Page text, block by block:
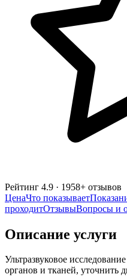
Рейтинг 4.9 · 1958+ отзывов
ЦенаЧто показывает
проходитОтзывыВопросы и
Описание услуги
Ультразвуковое
органов и тканей, уточнить